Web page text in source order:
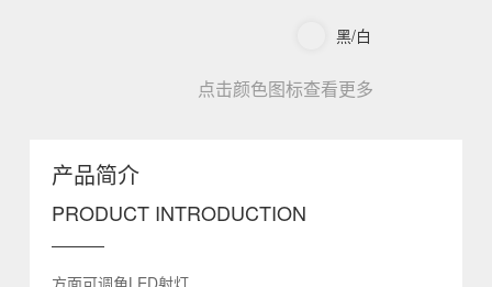
黑/白
点击颜色图标查看更多
产品简介
PRODUCT INTRODUCTION
方面可调角LED射灯